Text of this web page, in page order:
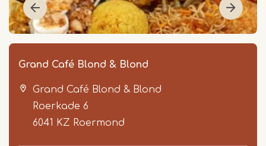
Grand Café Blond & Blond
Grand Café Blond & Blond
Roerkade 6
6041 KZ Roermond